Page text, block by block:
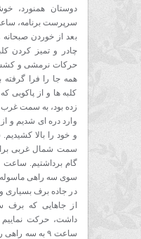
دوستان همنورد،
سرپرست برنامه، ساعت ۶ از خواب
بعد از خوردن
حرکات نرمشی و
همه جا را فرا گرفته
کلبه ها و از پاکوبی
زده بود، به سمت
وارد دره ای شدیم و
و خود را بالا
سمت شمال غربی
سوی سه راهی ماسوله،
در جاده برف
از جاهایی که برف
داشت، حرکت
ساعت ۹ به سه